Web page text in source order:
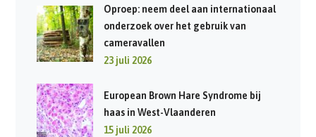
Oproep: neem deel aan internationaal
onderzoek over het gebruik van
cameravallen
23 juli 2026
European Brown Hare Syndrome bij
haas in West-Vlaanderen
15 juli 2026